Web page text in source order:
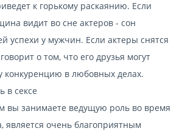
к горькому раскаянию. Если
видит во сне актеров - сон
успехи у мужчин. Если актеры снятся
о том, что его друзья могут
конкуренцию в любовных делах.
в сексе
вы занимаете ведущую роль во время
является очень благоприятным